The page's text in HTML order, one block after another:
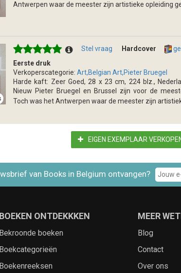
Antwerpen waar de meester zijn artistieke opleiding
Stel vraag Hardcover
Eerste druk
Verkoperscategorie: Art,Belgian Art,Pieter Bruegel
Harde kaft: Zeer Goed, 28 x 23 cm, 224 blz.,
Nieuw Pieter Bruegel en Brussel zijn voor de
Toch was het Antwerpen waar de meester zijn
EIGEN EXEMPLAAR
van Books in Belgium ontvangen?
BOEKEN ONTDEKKKEN
Bekroonde boeken
Boekcategorieën
Boekenreeksen
MEER
Blog
Contact
Over ons